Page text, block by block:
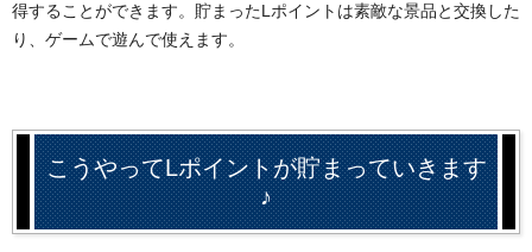
得することができます。貯まったLポイントは素敵な景品と交換した
り、ゲームで遊んで使えます。
こうやってLポイントが貯まっていきます
♪